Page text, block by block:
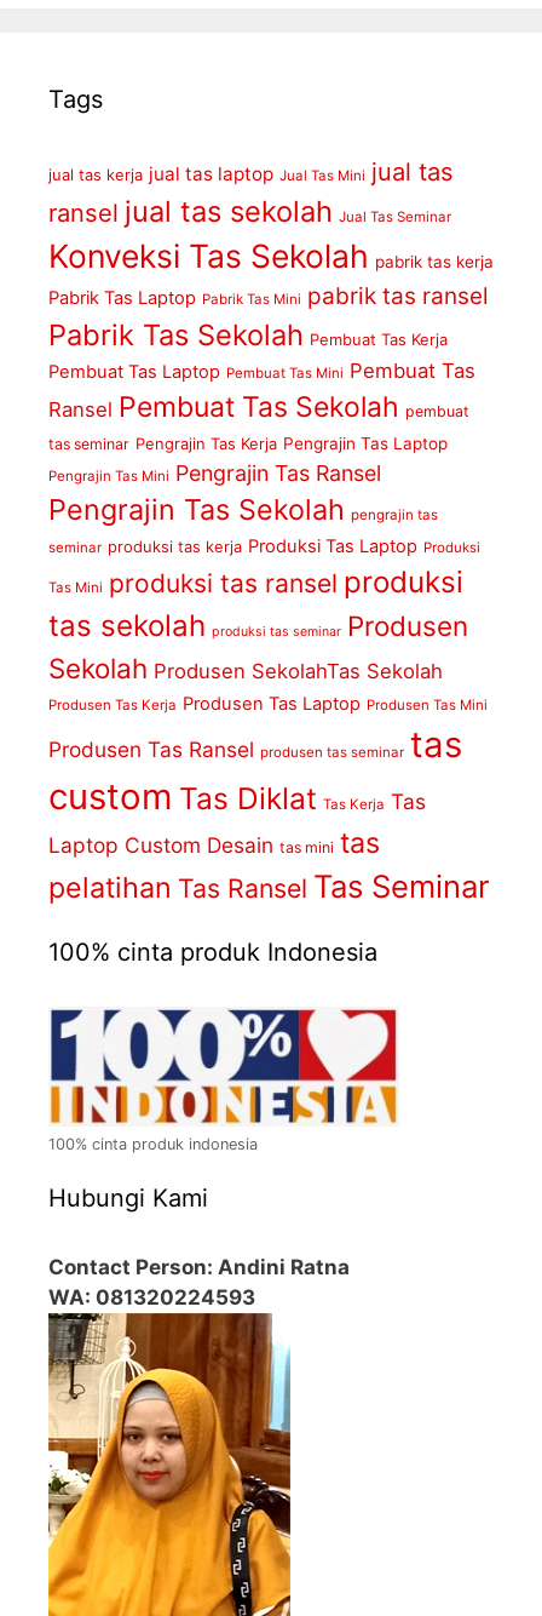
Tags
jual tas kerja jual tas laptop Jual Tas Mini jual tas
ransel jual tas sekolah Jual Tas Seminar
Konveksi Tas Sekolah pabrik tas kerja
Pabrik Tas Laptop Pabrik Tas Mini pabrik tas ransel
Pabrik Tas Sekolah Pembuat Tas Kerja
Pembuat Tas Laptop Pembuat Tas Mini Pembuat Tas
Ransel Pembuat Tas Sekolah pembuat
tas seminar Pengrajin Tas Kerja Pengrajin Tas Laptop
Pengrajin Tas Mini Pengrajin Tas Ransel
Pengrajin Tas Sekolah pengrajin tas
seminar produksi tas kerja Produksi Tas Laptop Produksi
Tas Mini produksi tas ransel produksi
tas sekolah produksi tas seminar Produsen
Sekolah Produsen SekolahTas Sekolah
Produsen Tas Kerja Produsen Tas Laptop Produsen Tas Mini
Produsen Tas Ransel produsen tas seminar tas
custom Tas Diklat Tas Kerja Tas
Laptop Custom Desain tas mini tas
pelatihan Tas Ransel Tas Seminar
100% cinta produk Indonesia
100% cinta produk indonesia
Hubungi Kami
Contact Person: Andini Ratna
WA: 081320224593